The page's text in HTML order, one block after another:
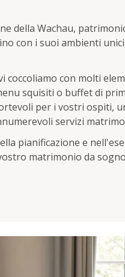
della Wachau,
con i suoi ambienti
coccoliamo con molti
squisiti o buffet di
per i vostri ospiti,
servizi
pianificazione e
matrimonio da